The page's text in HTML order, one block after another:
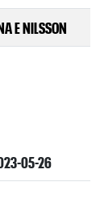
E NILSSON
05-26